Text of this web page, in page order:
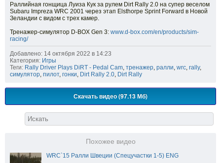
Раллийная гонщица Луиза Кук за рулем Dirt Rally 2.0 на супер веселом
Subaru Impreza WRC 2001 через этап Elsthorpe Sprint Forward в Новой
Зеландии с видом с трех камер.
Тренажер-симулятор D-BOX Gen 3: www.d-box.com/en/products/sim-
racing/
Добавлено: 14 октября 2022 в 14:23
Категория: Игры
Теги: Rally Driver Plays DiRT - Pedal Cam тренажер ралли wrc rally,
симулятор пилот, гонки Dirt Rally 2.0 Dirt Rally
Скачать видео (97.13 Мб)
Похожее видео
WRC`15 Ралли Швеции (Спецучастки 1-5) ENG